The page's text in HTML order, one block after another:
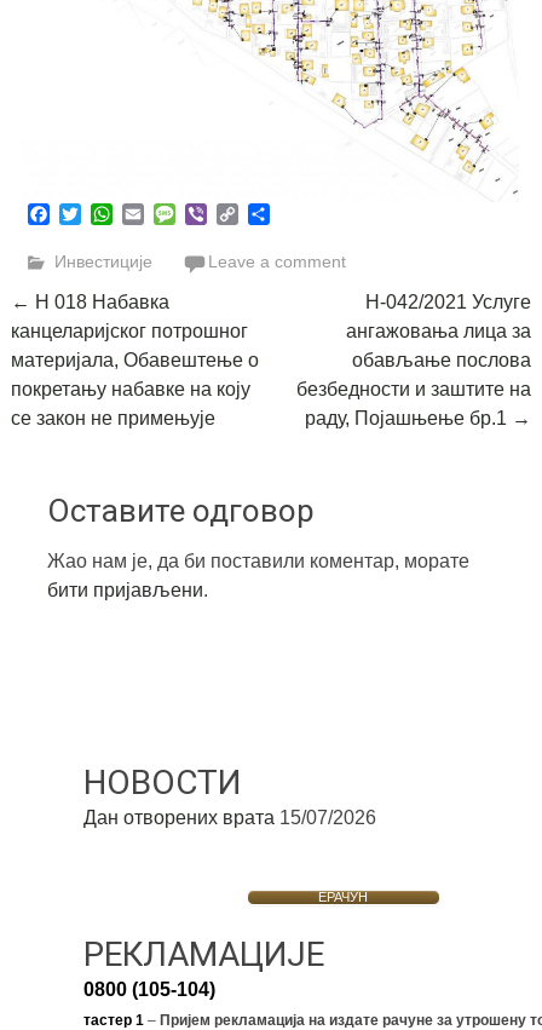
Facebook
TwitterWhatsApp
EmailMessage
ViberCopy
Инвестиције Leave a comment
Post
navigation
← Н 018 Набавка
канцеларијског потрошног
материјала, Обавештење о
покретању набавке на коју
се закон не примењује
Н-042/2021 Услуге
ангажовања лица за
обављање послова
безбедности и заштите на
раду, Појашњење бр.1 →
Оставите одговор
Жао нам је, да би поставили коментар, морате
бити пријављени.
НОВОСТИ
Дан отворених врата 15/07/2026
ЕРАЧУН
РЕКЛАМАЦИЈЕ
0800 (105-104)
тастер 1 –Пријем рекламација на издате рачуне за утрошену